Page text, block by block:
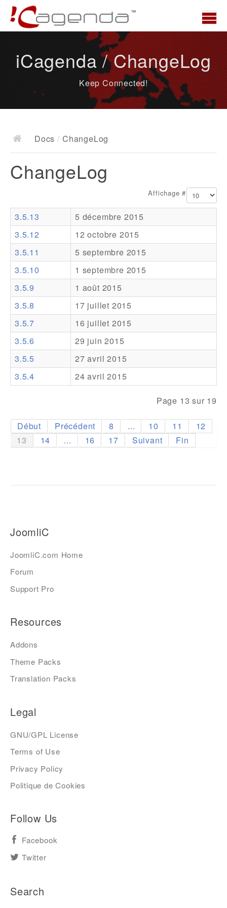
News
Docs
Documentation
Ressources
Addons
Theme Packs
Translation Packs
Support
Forum
iCagenda / ChangeLog
Keep Connected!
Docs / ChangeLog
ChangeLog
Affichage #
3.5.13
5 décembre 2015
3.5.12
12 octobre 2015
3.5.11
5 septembre 2015
3.5.10
1 septembre 2015
3.5.9
1 août 2015
3.5.8
17 juillet 2015
3.5.7
16 juillet 2015
3.5.6
29 juin 2015
3.5.5
27 avril 2015
3.5.4
24 avril 2015
Page 13 sur 19
Début Précédent 8 ... 10 11
12
13
14 ... 16 17 Suivant Fin
JoomliC
JoomliC.com Home
Forum
Support Pro
Resources
Addons
Theme Packs
Translation Packs
Legal
GNU/GPL License
Terms of Use
Privacy Policy
Politique de Cookies
Follow Us
Facebook
Twitter
Search